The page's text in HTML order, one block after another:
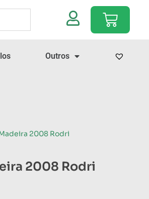
Outros
2008 Rodri
2008 Rodri